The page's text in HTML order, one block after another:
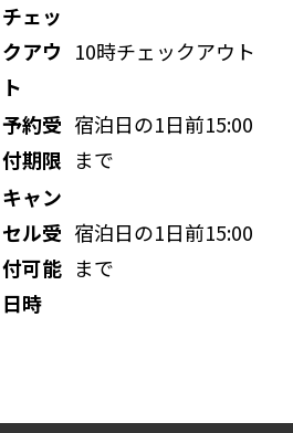
チェッ
クアウ
ト
10時チェックアウト
予約受
付期限
宿泊日の1日前15:00
まで
キャン
セル受
付可能
日時
宿泊日の1日前15:00
まで